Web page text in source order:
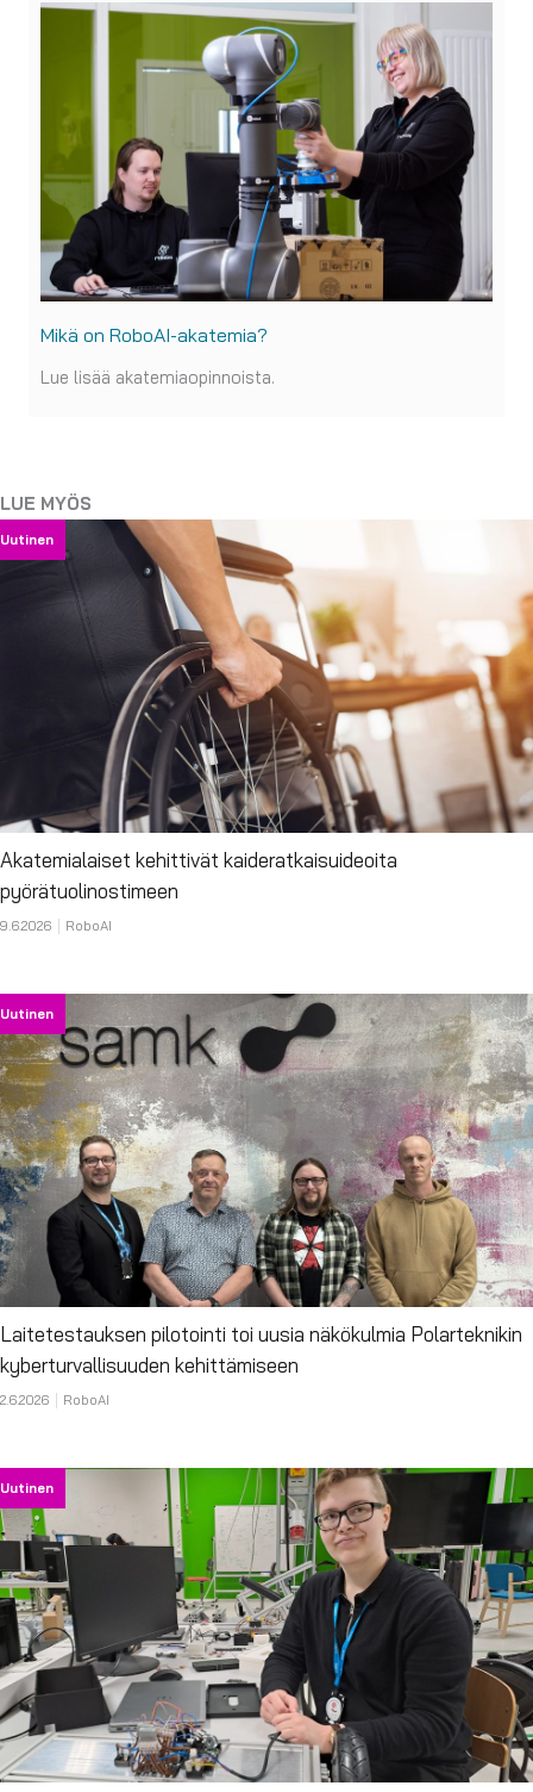
Mikä on RoboAI-akatemia?
Lue lisää akatemiaopinnoista.
LUE MYÖS
Uutinen
Akatemialaiset kehittivät kaideratkaisuideoita
pyörätuolinostimeen
9.6.2026 RoboAI
Uutinen
Laitetestauksen pilotointi toi uusia näkökulmia Polarteknikin
kyberturvallisuuden kehittämiseen
2.6.2026 RoboAI
Uutinen